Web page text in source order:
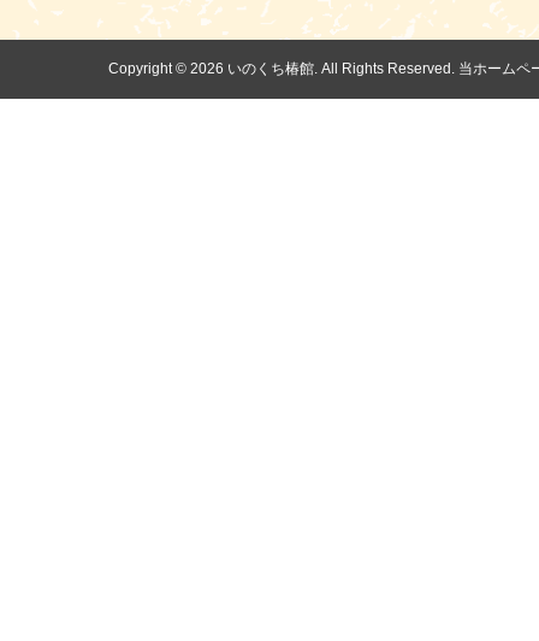
Copyright ©2026 いのくち椿館. All Rights Reserved. 当ホーム